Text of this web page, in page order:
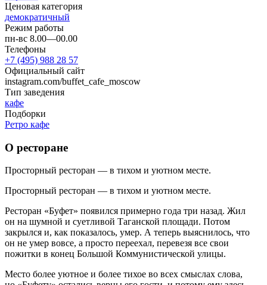
Ценовая категория
демократичный
Режим работы
пн-вс 8.00—00.00
Телефоны
+7 (495) 988 28 57
Официальный сайт
instagram.com/buffet_cafe_moscow
Тип заведения
кафе
Подборки
Ретро кафе
О ресторане
Просторный ресторан — в тихом и уютном месте.
Просторный ресторан — в тихом и уютном месте.
Ресторан «Буфет» появился примерно года три назад. Жил
он на шумной и суетливой Таганской площади. Потом
закрылся и, как показалось, умер. А теперь выяснилось, что
он не умер вовсе, а просто переехал, перевезя все свои
пожитки в конец Большой Коммунистической улицы.
Место более уютное и более тихое во всех смыслах слова,